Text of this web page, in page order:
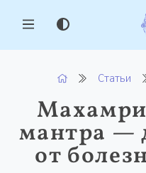
MENU
Статьи
мантра —
от